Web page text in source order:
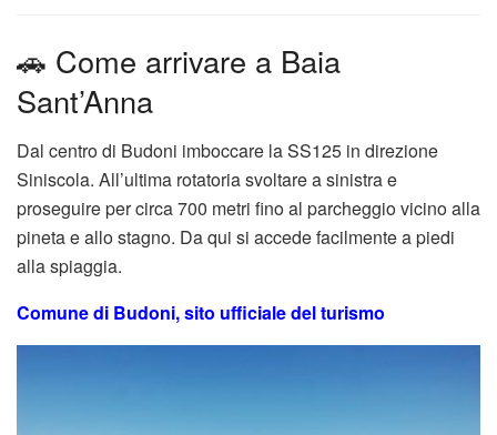
🚗 Come arrivare a Baia
Sant’Anna
Dal centro di Budoni imboccare la SS125 in direzione
Siniscola. All’ultima rotatoria svoltare a sinistra e
proseguire per circa 700 metri fino al parcheggio vicino alla
pineta e allo stagno. Da qui si accede facilmente a piedi
alla spiaggia.
Comune di Budoni, sito ufficiale del turismo